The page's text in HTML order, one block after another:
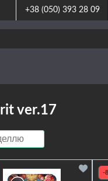
+38 (050) 393 28 09
ver.17
-